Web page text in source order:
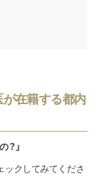
が在籍する都内
？」
ックしてみてくださ